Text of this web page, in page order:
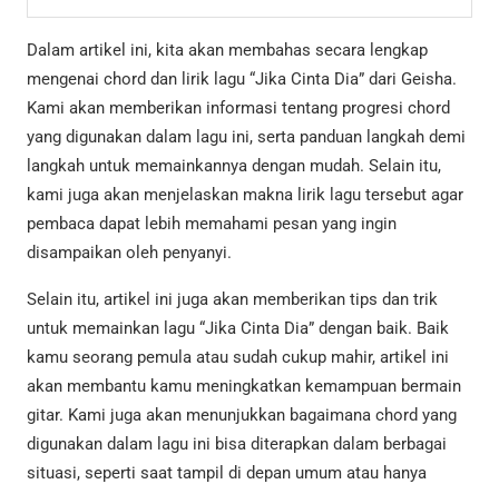
Dalam artikel ini, kita akan membahas secara lengkap
mengenai chord dan lirik lagu “Jika Cinta Dia” dari Geisha.
Kami akan memberikan informasi tentang progresi chord
yang digunakan dalam lagu ini, serta panduan langkah demi
langkah untuk memainkannya dengan mudah. Selain itu,
kami juga akan menjelaskan makna lirik lagu tersebut agar
pembaca dapat lebih memahami pesan yang ingin
disampaikan oleh penyanyi.
Selain itu, artikel ini juga akan memberikan tips dan trik
untuk memainkan lagu “Jika Cinta Dia” dengan baik. Baik
kamu seorang pemula atau sudah cukup mahir, artikel ini
akan membantu kamu meningkatkan kemampuan bermain
gitar. Kami juga akan menunjukkan bagaimana chord yang
digunakan dalam lagu ini bisa diterapkan dalam berbagai
situasi, seperti saat tampil di depan umum atau hanya